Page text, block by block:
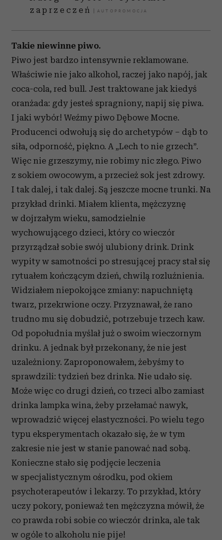
zaprzeczeń
Takie niewinne piwo.
Piwo jest bardzo intensywnie reklamowane.
Właściwie nie jako alkohol, raczej jako napój, jak
coca-cola, red bull. Jest traktowane jak kiedyś
oranżada: gdy jesteś spragniony, napij się piwa.
I jaki wybór! Weźmy piwo Dębowe Mocne.
Producenci odwołują się do archetypów – dąb to
siła, odporność, piękno. A „Lech to nie grzech”.
Więc nie grzeszymy, nie robimy nic złego. Piwo
z sokiem owocowym, a przecież sok jest zdrowy.
I tak dalej, i tak dalej. Są jeszcze mocne trunki. Na
przykład drinki. Miałem klienta, mężczyznę
w dojrzałym wieku, samodzielnie
wychowującego dzieci, który co wieczór
przyrządzał sobie swój ulubiony drink. Drink
wypity w samotności po stresującej pracy stał się
rytuałem kończącym dzień, chwilą rozluźnienia.
Widziałem niepokojące zmiany: napuchniętą
twarz, przekrwione oczy. Przyznawał, że rano
trudno mu się dobudzić, potrzebuje trzech kaw.
Od popołudnia myślał już o swoim wieczornym
drinku. A jednak był przekonany, że nie jest
uzależniony. Zaproponowałem, żebyśmy to
sprawdzili: tydzień bez drinka. Nie udało się.
Może więc co drugi dzień, co trzeci albo zamiast
drinka lampka wina, żeby przełamać nawyk,
wprowadzić więcej elastyczności. Po wielu tego
typu eksperymentach okazało się, że w tym
zakresie nie jest w stanie panować nad sobą.
Konieczne stało się podjęcie leczenia
w specjalistycznym ośrodku, pod okiem
psychoterapeutów i lekarzy. To przykład, który
uczy pokory, ponieważ ten mężczyzna mówił, że
co prawda robi sobie co wieczór drinka, ale tak
w ogóle to alkoholu nie pije!